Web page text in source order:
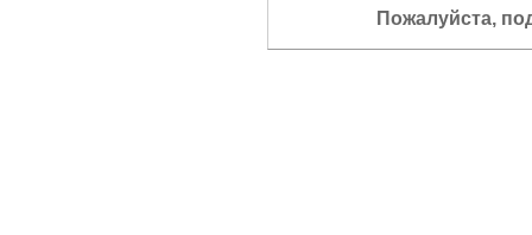
Пожалуйста,